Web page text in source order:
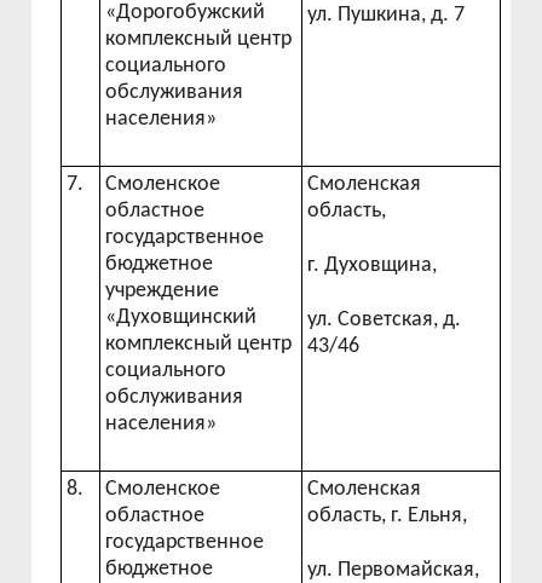
«Дорогобужский
комплексный центр
социального
обслуживания
населения»
ул. Пушкина, д. 7
7.
Смоленское
областное
государственное
бюджетное
учреждение
«Духовщинский
комплексный центр
социального
обслуживания
населения»
Смоленская
область,
г. Духовщина,
ул. Советская, д.
43/46
8.
Смоленское
областное
государственное
бюджетное
Смоленская
область, г. Ельня,
ул. Первомайская,